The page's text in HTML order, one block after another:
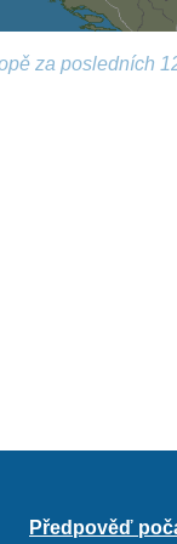
za posledních
Předpověď